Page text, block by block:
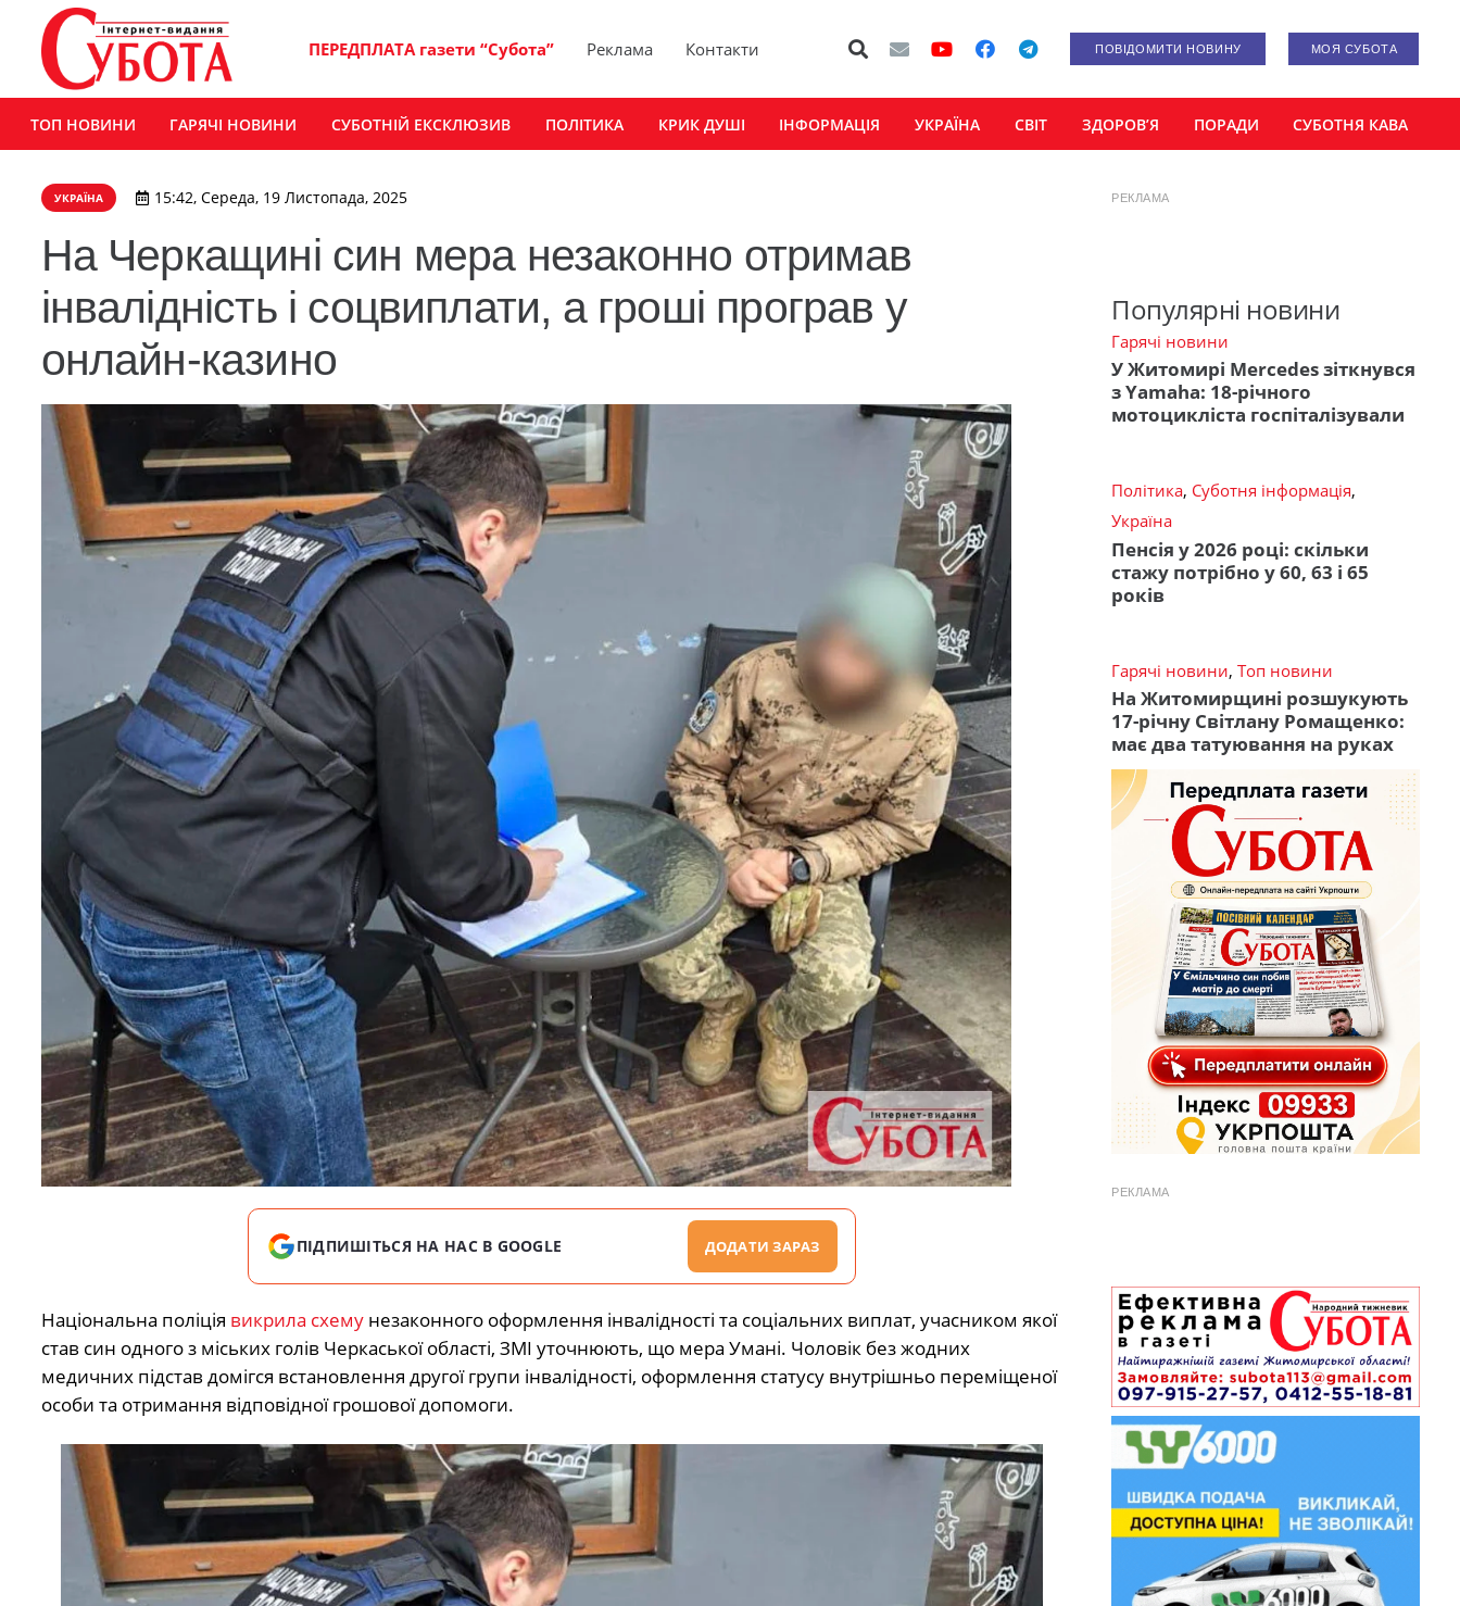
ПЕРЕДПЛАТА газети “Субота” Реклама Контакти ПОВІДОМИТИ НОВИНУ МОЯ СУБОТА
ТОП НОВИНИ ГАРЯЧІ НОВИНИ СУБОТНІЙ ЕКСКЛЮЗИВ ПОЛІТИКА КРИК ДУШІ ІНФОРМАЦІЯ УКРАЇНА СВІТ ЗДОРОВ’Я ПОРАДИ СУБОТНЯ КАВА
УКРАЇНА 15:42, Середа, 19 Листопада, 2025
На Черкащині син мера незаконно отримав
інвалідність і соцвиплати, а гроші програв у
онлайн-казино
ПІДПИШІТЬСЯ НА НАС В GOOGLE ДОДАТИ ЗАРАЗ
Національна поліція викрила схемунезаконного оформлення інвалідності та соціальних виплат, учасником якої
став син одного з міських голів Черкаської області, ЗМІ уточнюють, що мера Умані. Чоловік без жодних
медичних підстав домігся встановлення другої групи інвалідності, оформлення статусу внутрішньо переміщеної
особи та отримання відповідної грошової допомоги.
РЕКЛАМА
Популярні новини
Гарячі новини
У Житомирі Mercedes зіткнувся
з Yamaha: 18-річного
мотоцикліста госпіталізували
Політика, Суботня інформація,
Україна
Пенсія у 2026 році: скільки
стажу потрібно у 60, 63 і 65
років
Гарячі новини, Топ новини
На Житомирщині розшукують
17-річну Світлану Ромащенко:
має два татуювання на руках
РЕКЛАМА